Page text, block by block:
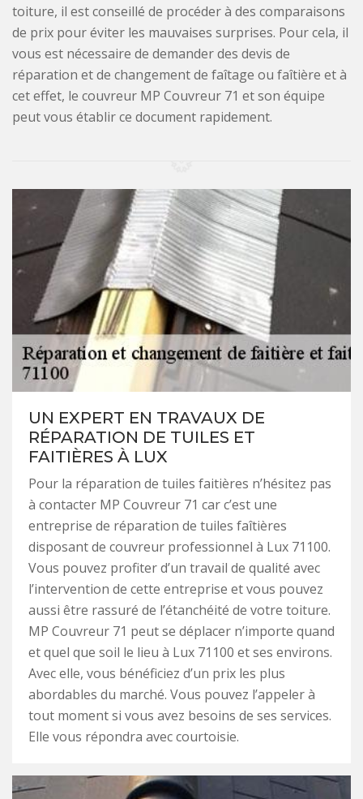
toiture, il est conseillé de procéder à des comparaisons
de prix pour éviter les mauvaises surprises. Pour cela, il
vous est nécessaire de demander des devis de
réparation et de changement de faîtage ou faîtière et à
cet effet, le couvreur MP Couvreur 71 et son équipe
peut vous établir ce document rapidement.
UN EXPERT EN TRAVAUX DE
RÉPARATION DE TUILES ET
FAITIÈRES À LUX
Pour la réparation de tuiles faitières n’hésitez pas
à contacter MP Couvreur 71 car c’est une
entreprise de réparation de tuiles faîtières
disposant de couvreur professionnel à Lux 71100.
Vous pouvez profiter d’un travail de qualité avec
l’intervention de cette entreprise et vous pouvez
aussi être rassuré de l’étanchéité de votre toiture.
MP Couvreur 71 peut se déplacer n’importe quand
et quel que soil le lieu à Lux 71100 et ses environs.
Avec elle, vous bénéficiez d’un prix les plus
abordables du marché. Vous pouvez l’appeler à
tout moment si vous avez besoins de ses services.
Elle vous répondra avec courtoisie.